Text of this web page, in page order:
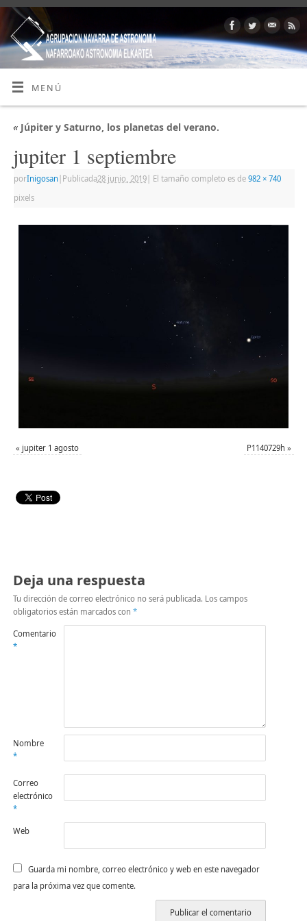
MENÚ
«Júpiter y Saturno, los planetas del verano.
jupiter 1 septiembre
porInigosan Publicada28 junio, 2019| El tamaño completo es de 982 × 740
pixels
« jupiter 1 agosto P1140729h »
Deja una respuesta
Tu dirección de correo electrónico no será publicada. Los campos
obligatorios están marcados con *
Comentario
*
Nombre
*
Correo
electrónico
*
Web
Guarda mi nombre, correo electrónico y web en este navegador
para la próxima vez que comente.